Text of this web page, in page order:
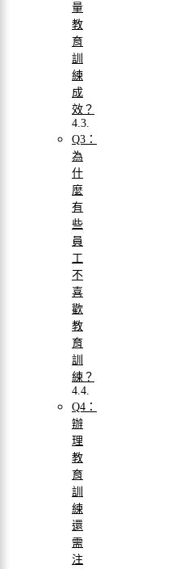
量
教
育
訓
練
成
效？
Q3：
為
什
麼
有
些
員
工
不
喜
歡
教
育
訓
練？
Q4：
辦
理
教
育
訓
練
還
需
注